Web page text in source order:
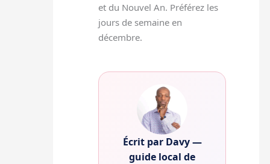
et du Nouvel An. Préférez les
jours de semaine en
décembre.
Écrit par Davy —
guide local de